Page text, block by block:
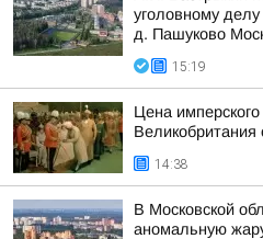
уголовному
д. Пашуково
15:19
Цена
Великобритания
14:38
В Московской
аномальную